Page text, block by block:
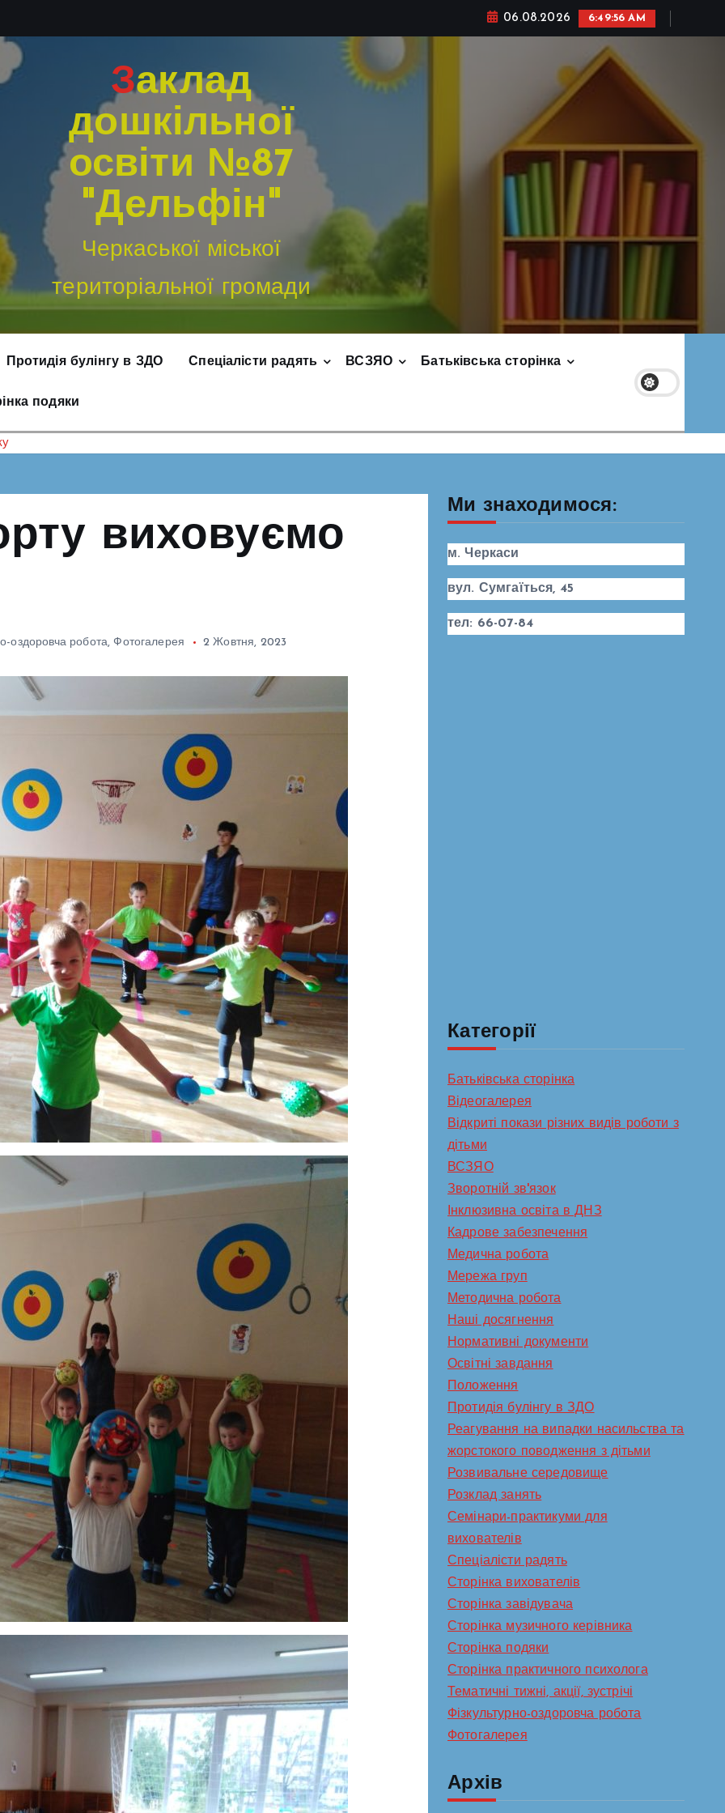
06.08.2026 6:49:57 AM
Заклад
дошкільної
освіти №87
"Дельфін"
Черкаської міської
територіальної громади
Протидія булінгу в ЗДО Спеціалісти радять ВСЗЯО Батьківська сторінка
подяки
виховуємо
оздоровча робота,Фотогалерея 2 Жовтня, 2023
Ми знаходимося:
м. Черкаси
вул. Сумгаїться, 45
тел: 66-07-84
Категорії
Батьківська сторінка
Відеогалерея
Відкриті покази різних видів роботи з
дітьми
ВСЗЯО
Зворотній зв'язок
Інклюзивна освіта в ДНЗ
Кадрове забезпечення
Медична робота
Мережа груп
Методична робота
Наші досягнення
Нормативні документи
Освітні завдання
Положення
Протидія булінгу в ЗДО
Реагування на випадки насильства та
жорстокого поводження з дітьми
Розвивальне середовище
Розклад занять
Семінари-практикуми для
вихователів
Спеціалісти радять
Сторінка вихователів
Сторінка завідувача
Сторінка музичного керівника
Сторінка подяки
Сторінка практичного психолога
Тематичні тижні, акції, зустрічі
Фізкультурно-оздоровча робота
Фотогалерея
Архів